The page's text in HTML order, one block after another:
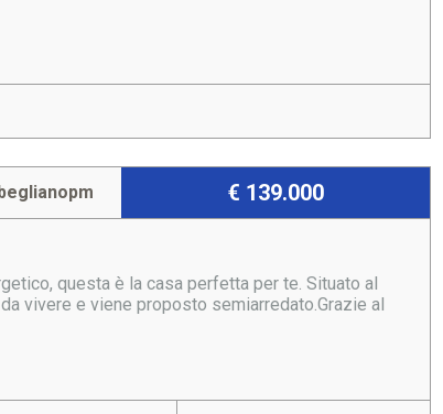
€ 139.000
questa è la casa perfetta per te. Situato al
vivere e viene proposto semiarredato.Grazie al